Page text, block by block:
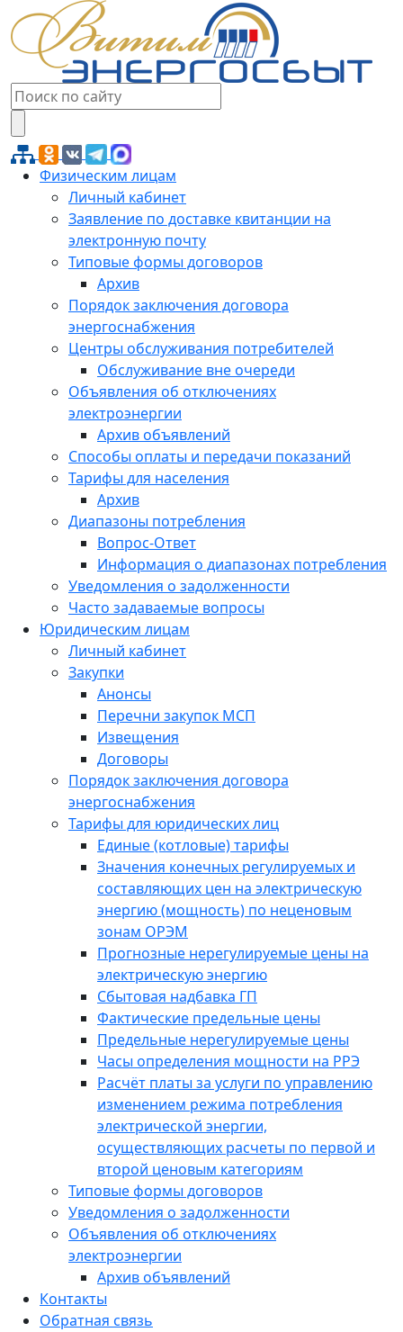
Физическим лицам
Личный кабинет
Заявление по доставке квитанции на
электронную почту
Типовые формы договоров
Архив
Порядок заключения договора
энергоснабжения
Центры обслуживания потребителей
Обслуживание вне очереди
Объявления об отключениях
электроэнергии
Архив объявлений
Способы оплаты и передачи показаний
Тарифы для населения
Архив
Диапазоны потребления
Вопрос-Ответ
Информация о диапазонах потребления
Уведомления о задолженности
Часто задаваемые вопросы
Юридическим лицам
Личный кабинет
Закупки
Анонсы
Перечни закупок МСП
Извещения
Договоры
Порядок заключения договора
энергоснабжения
Тарифы для юридических лиц
Единые (котловые) тарифы
Значения конечных регулируемых и
составляющих цен на электрическую
энергию (мощность) по неценовым
зонам ОРЭМ
Прогнозные нерегулируемые цены на
электрическую энергию
Сбытовая надбавка ГП
Фактические предельные цены
Предельные нерегулируемые цены
Часы определения мощности на РРЭ
Расчёт платы за услуги по управлению
изменением режима потребления
электрической энергии,
осуществляющих расчеты по первой и
второй ценовым категориям
Типовые формы договоров
Уведомления о задолженности
Объявления об отключениях
электроэнергии
Архив объявлений
Контакты
Обратная связь